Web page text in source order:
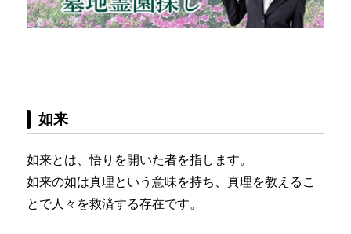
如来
如来とは、悟りを開いた者を指します。
如来の如は真理という意味を持ち、真理を教えるこ
とで人々を救済する存在です。